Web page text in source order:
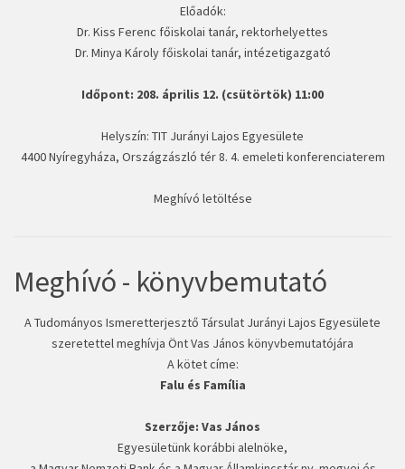
Előadók:
Dr. Kiss Ferenc főiskolai tanár, rektorhelyettes
Dr. Minya Károly főiskolai tanár, intézetigazgató
Időpont: 208. április 12. (csütörtök) 11:00
Helyszín: TIT Jurányi Lajos Egyesülete
4400 Nyíregyháza, Országzászló tér 8. 4. emeleti konferenciaterem
Meghívó letöltése
Meghívó - könyvbemutató
A Tudományos Ismeretterjesztő Társulat Jurányi Lajos Egyesülete
szeretettel meghívja Önt Vas János könyvbemutatójára
A kötet címe:
Falu és Família
Szerzője: Vas János
Egyesületünk korábbi alelnöke,